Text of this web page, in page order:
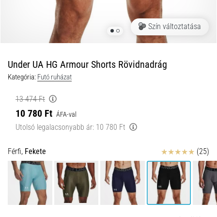
végrehajtani
A
gyakorlatban
ingafutás
sebességet,
és
az
irányváltási
képességet
teszteli.
Szín változtatása
Under UA HG Armour Shorts Rövidnadrág
Kategória: Futó ruházat
13 474 Ft
10 780 Ft ÁFA-val
Utolsó legalacsonyabb ár: 10 780 Ft
Férfi, Fekete Értékelés (25)